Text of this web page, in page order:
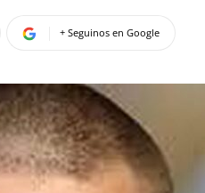
+ Seguinos en Google